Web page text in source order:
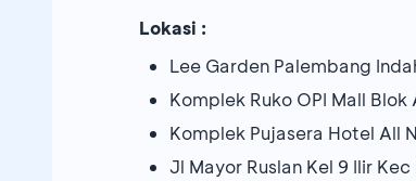
Lokasi :
Lee Garden Palembang
Komplek Ruko OPI Mall Blok
Komplek Pujasera Hotel All
Jl Mayor Ruslan Kel 9 Ilir Kec